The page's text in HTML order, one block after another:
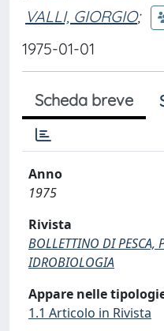
VALLI, GIORGIO;
1975-01-01
Scheda breve
Anno
1975
Rivista
BOLLETTINO DI PESCA,
IDROBIOLOGIA
Appare nelle
1.1 Articolo in Rivista